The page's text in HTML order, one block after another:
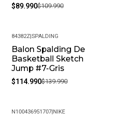
$89.990$109.990
-18%
84382Z| SPALDING
Balon Spalding De
Basketball Sketch
Jump #7-Gris
$114.990$139.990
N100436951707|NIKE